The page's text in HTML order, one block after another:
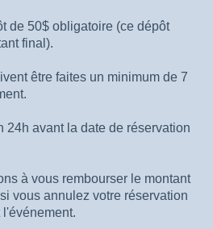
de 50$ obligatoire (ce dépôt
final).
être faites un minimum de 7
24h avant la date de réservation
à vous rembourser le montant
vous annulez votre réservation